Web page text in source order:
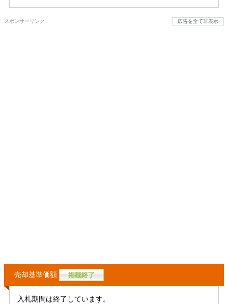
スポンサーリンク 広告を全て非表示
売却基準価額
入札期間は終了しています。